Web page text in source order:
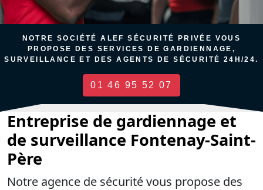
NOTRE SOCIÉTÉ ALEF SÉCURITÉ PRIVÉE VOUS
PROPOSE DES SERVICES DE GARDIENNAGE,
SURVEILLANCE ET DES AGENTS DE SÉCURITÉ 24H/24.
01 46 95 52 07
Entreprise de gardiennage et
de surveillance Fontenay-Saint-
Père
Notre agence de sécurité vous propose des